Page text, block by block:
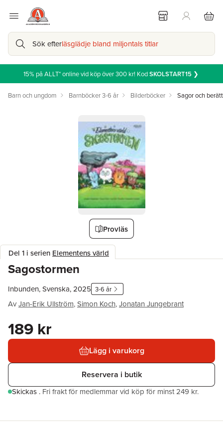
Sök efterläsglädje bland miljontals titlar
15% på ALLT* online vid köp över 300 kr! KodSKOLSTART15❯
Barn och ungdom Barnböcker 3-6 år Bilderböcker Sagor och
Provläs
Del 1 i serien Elementens värld
Sagostormen
Inbunden, Svenska, 2025 3-6 år
AvJan-Erik Ullström,Simon Koch,Jonatan Jungebrant
189 kr
Lägg i varukorg
Reservera i butik
Skickas . Fri frakt för medlemmar vid köp för minst 249 kr.